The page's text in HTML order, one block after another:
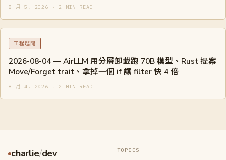
8 月 5, 2026 · 2 MIN READ
工程趣聞
2026-08-04 — AirLLM 用分層卸載跑 70B 模型、Rust 提案
Move/Forget trait、拿掉一個 if 讓 filter 快 4 倍
8 月 4, 2026 · 2 MIN READ
charlie/dev TOPICS